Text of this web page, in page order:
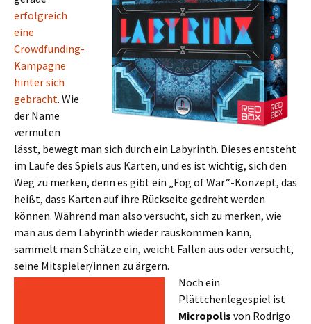
erfolgreich
eine
Crowdfunding-
Kampagne
hinter sich
gebracht. Wie
der Name
vermuten
lässt, bewegt man sich durch ein Labyrinth. Dieses entsteht
im Laufe des Spiels aus Karten, und es ist wichtig, sich den
Weg zu merken, denn es gibt ein „Fog of War“-Konzept, das
heißt, dass Karten auf ihre Rückseite gedreht werden
können. Während man also versucht, sich zu merken, wie
man aus dem Labyrinth wieder rauskommen kann,
sammelt man Schätze ein, weicht Fallen aus oder versucht,
seine Mitspieler/innen zu ärgern.
Noch ein
Plättchenlegespiel ist
Micropolis von Rodrigo